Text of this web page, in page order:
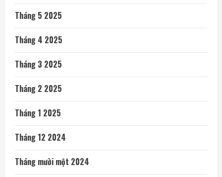
Tháng 5 2025
Tháng 4 2025
Tháng 3 2025
Tháng 2 2025
Tháng 1 2025
Tháng 12 2024
Tháng mười một 2024